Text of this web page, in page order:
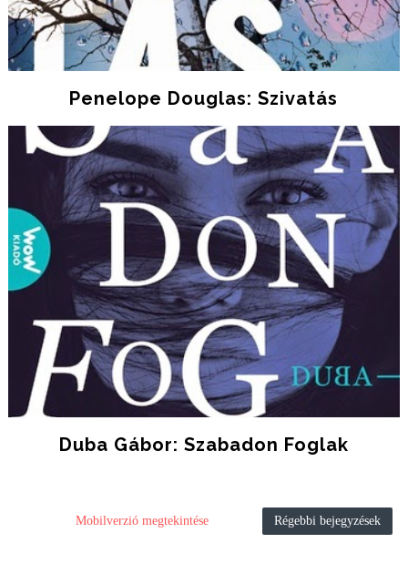
Penelope Douglas: Szivatás
Duba Gábor: Szabadon Foglak
Régebbi bejegyzések
Mobilverzió megtekintése